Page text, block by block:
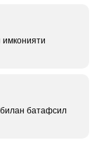
имконияти
батафсил